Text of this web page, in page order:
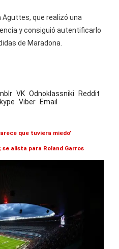
que realizó una
y consiguió autentificarlo
de Maradona.
VK Odnoklassniki Reddit
Viber Email
que tuviera miedo’
alista para Roland Garros